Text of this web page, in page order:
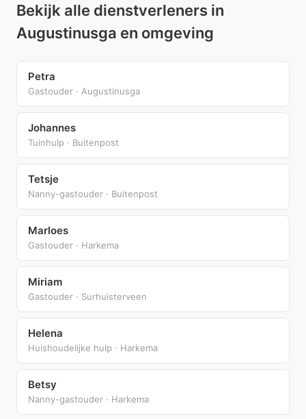
Bekijk alle dienstverleners in
Augustinusga en omgeving
Petra
Gastouder · Augustinusga
Johannes
Tuinhulp · Buitenpost
Tetsje
Nanny-gastouder · Buitenpost
Marloes
Gastouder · Harkema
Miriam
Gastouder · Surhuisterveen
Helena
Huishoudelijke hulp · Harkema
Betsy
Nanny-gastouder · Harkema